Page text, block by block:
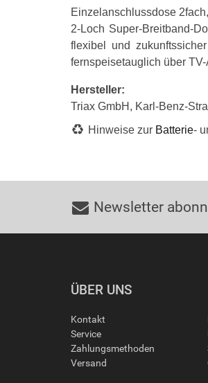
Einzelanschlussdose
2-Loch Super-Breitband-
flexibel und
fernspeisetauglich über
Hersteller:
Triax GmbH, Karl-Benz-
Hinweise zur Batterie-
Newsletter
ÜBER UNS
Kontakt
Service
Zahlungsmethoden
Versand